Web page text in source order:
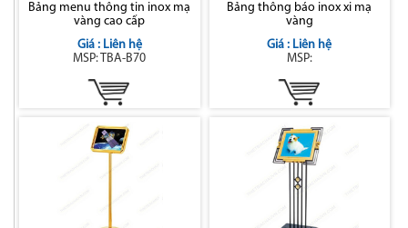
Bảng menu thông tin inox mạ
vàng cao cấp
Giá : Liên hệ
MSP: TBA-B70
Bảng thông báo inox xi mạ
vàng
Giá : Liên hệ
MSP: